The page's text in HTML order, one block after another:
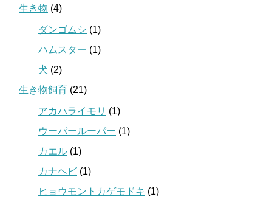
生き物 (4)
ダンゴムシ (1)
ハムスター (1)
犬 (2)
生き物飼育 (21)
アカハライモリ (1)
ウーパールーパー (1)
カエル (1)
カナヘビ (1)
ヒョウモントカゲモドキ (1)